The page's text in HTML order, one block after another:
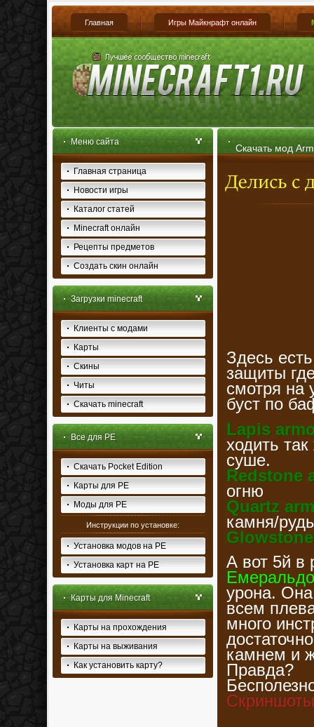
Главная Игры Майкнрафт онлайн
Меню сайта
Главная страница
Новости игры
Каталог статей
Minecraft онлайн
Рецепты предметов
Создать скин онлайн
Загрузки minecraft
Клиенты с модами
Карты
Скины
Читы
Скачать minecraft
Все для PE
Скачать Pocket Edition
Карты для PE
Моды для PE
Инструкции по установке:
Установка модов на PE
Установка карт на PE
Карты для Minecraft
Карты на прохождения
Карты на выживания
Как установить карту?
Скачать мод
Здесь
защиты
смотря на
буст по
Lapis
ходить
суше.
Redstone
огню
Quartz
камня/
А вот 5й в
урона.
всем
много
камнем и
Правда?